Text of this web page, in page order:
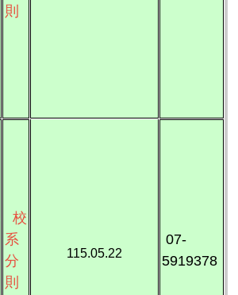
則
校
系
分
則
115.05.22
07-
5919378